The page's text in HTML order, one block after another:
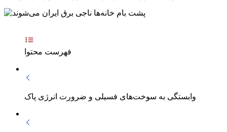
فهرست محتوا
وابستگی به سوخت‌های فسیلی و ضرورت انرژی پاک